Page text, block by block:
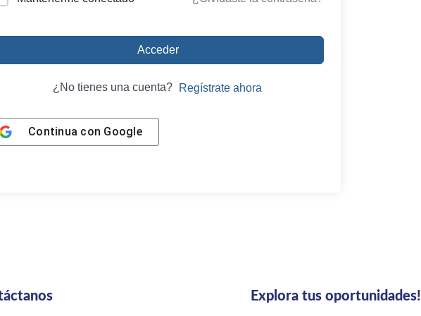
Acceder
¿No tienes una cuenta? Regístrate ahora
Continua con Google
Explora tus oportunidades!